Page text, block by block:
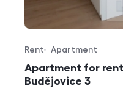
Apartment for rent
Budějovice 3
Offer type
Rent
Property type
Apartment